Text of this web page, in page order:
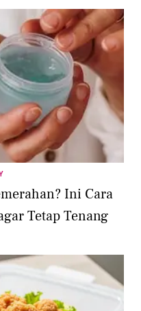
Ini Cara
Tetap Tenang